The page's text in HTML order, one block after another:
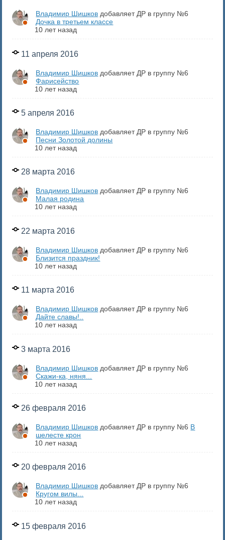
Владимир Шишков добавляет ДР в группу №6
Дочка в третьем классе
10 лет назад
11 апреля 2016
Владимир Шишков добавляет ДР в группу №6
Фарисейство
10 лет назад
5 апреля 2016
Владимир Шишков добавляет ДР в группу №6
Песни Золотой долины
10 лет назад
28 марта 2016
Владимир Шишков добавляет ДР в группу №6
Малая родина
10 лет назад
22 марта 2016
Владимир Шишков добавляет ДР в группу №6
Близится праздник!
10 лет назад
11 марта 2016
Владимир Шишков добавляет ДР в группу №6
Дайте славы!..
10 лет назад
3 марта 2016
Владимир Шишков добавляет ДР в группу №6
Скажи-ка, няня...
10 лет назад
26 февраля 2016
Владимир Шишков добавляет ДР в группу №6 В
шелесте крон
10 лет назад
20 февраля 2016
Владимир Шишков добавляет ДР в группу №6
Кругом вилы...
10 лет назад
15 февраля 2016